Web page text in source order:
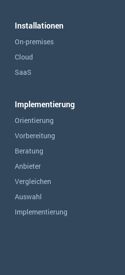
Installationen
On-premises
Cloud
SaaS
Implementierung
Orientierung
Vorbereitung
Beratung
Anbieter
Vergleichen
Auswahl
Implementierung